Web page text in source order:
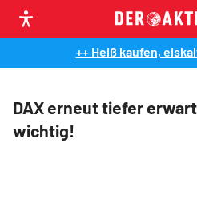
++ Heiß kaufen,
DAX erneut tiefer
wichtig!